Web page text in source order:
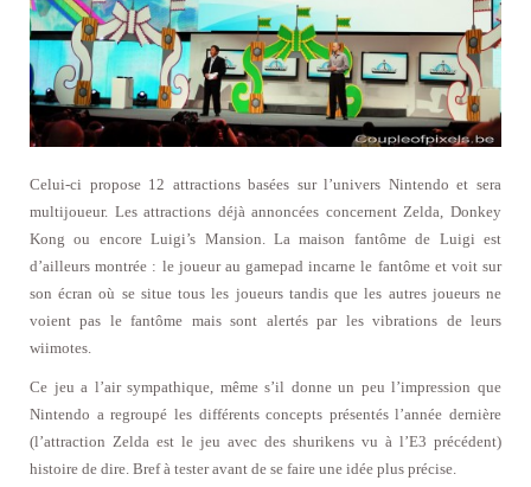
Celui-ci propose 12 attractions basées sur l’univers Nintendo et sera
multijoueur. Les attractions déjà annoncées concernent Zelda, Donkey
Kong ou encore Luigi’s Mansion. La maison fantôme de Luigi est
d’ailleurs montrée : le joueur au gamepad incarne le fantôme et voit sur
son écran où se situe tous les joueurs tandis que les autres joueurs ne
voient pas le fantôme mais sont alertés par les vibrations de leurs
wiimotes.
Ce jeu a l’air sympathique, même s’il donne un peu l’impression que
Nintendo a regroupé les différents concepts présentés l’année dernière
(l’attraction Zelda est le jeu avec des shurikens vu à l’E3 précédent)
histoire de dire. Bref à tester avant de se faire une idée plus précise.